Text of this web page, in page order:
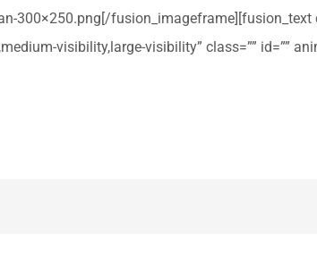
fusion_imageframe][fusion_text
visibility,large-visibility” class=”” id=””